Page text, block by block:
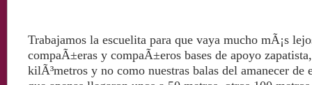
Trabajamos la escuelita para que vaya mucho mÃ¡s
compaÃ±eras y compaÃ±eros bases de apoyo
kilÃ³metros y no como nuestras balas del amanecer de